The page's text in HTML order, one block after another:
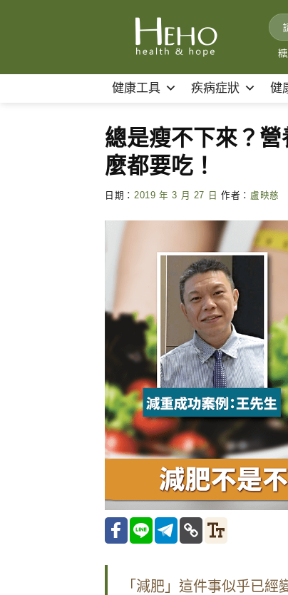
健康工具 疾病症狀 健
總是瘦不下來？
麼都要吃！
日期： 2019 年 3 月 27 日 作者： 盧映慈
「減肥」這件事似乎已